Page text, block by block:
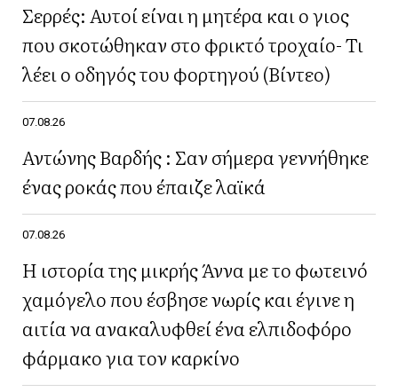
Σερρές: Αυτοί είναι η μητέρα και ο γιος
που σκοτώθηκαν στο φρικτό τροχαίο- Τι
λέει ο οδηγός του φορτηγού (Βίντεο)
07.08.26
Αντώνης Βαρδής : Σαν σήμερα γεννήθηκε
ένας ροκάς που έπαιζε λαϊκά
07.08.26
Η ιστορία της μικρής Άννα με το φωτεινό
χαμόγελο που έσβησε νωρίς και έγινε η
αιτία να ανακαλυφθεί ένα ελπιδοφόρο
φάρμακο για τον καρκίνο